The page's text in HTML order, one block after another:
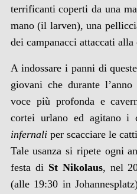
terrificanti coperti da una
mano (il larven), una
dei campanacci attaccati alla
A indossare i panni di
giovani che durante
voce più profonda e
cortei urlano ed agitano i
infernali per scacciare le
Tale usanza si ripete ogni
festa di St Nikolaus, nel
(alle 19:30 in